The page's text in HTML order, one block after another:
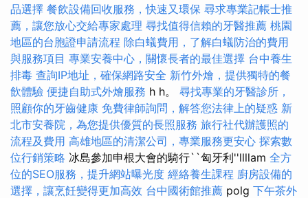
品選擇 餐飲設備回收服務，快速又環保 尋求專業記帳士推
薦，讓您放心交給專家處理 尋找值得信賴的牙醫推薦 桃園
地區的台胞證申請流程 除白蟻費用，了解白蟻防治的費用
與服務項目 專業安養中心，關懷長者的最佳選擇 台中養生
排毒 查詢IP地址，確保網路安全 新竹外燴，提供獨特的餐
飲體驗 便捷自助式外燴服務 h h。 尋找專業的牙醫診所，
照顧你的牙齒健康 免費律師詢問，解答您法律上的疑惑 新
北市安養院，為您提供優質的長照服務 旅行社代辦護照的
流程及費用 高雄地區的清潔公司，專業服務更安心 探索數
位行銷策略 冰島參加申根大會的騎行``匈牙利''llllam 全方
位的SEO服務，提升網站曝光度 經絡養生課程 廚房設備的
選擇，讓烹飪變得更加高效 台中國術館推薦 polg 下午茶外